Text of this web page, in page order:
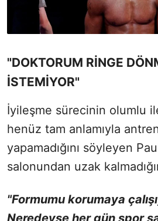
"DOKTORUM RİNGE
İSTEMİYOR"
İyileşme sürecinin olumlu
henüz tam anlamıyla
yapamadığını söyleyen
salonundan uzak
"Formumu korumaya
Neredeyse her gün spor